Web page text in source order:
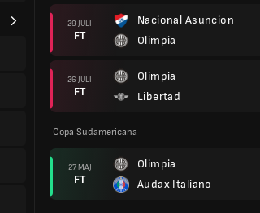
29 JULI
FT
Nacional Asuncion
Olimpia
26 JULI
FT
Olimpia
Libertad
Copa Sudamericana
27 MAJ
FT
Olimpia
Audax Italiano